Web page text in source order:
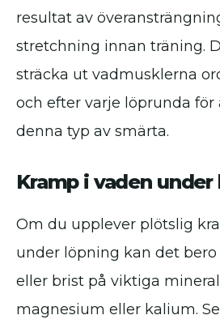
resultat av
stretchning innan träning.
sträcka ut vadmusklerna
och efter varje löprunda för
denna typ av smärta.
Kramp i vaden
Om du upplever plötslig
under löpning kan det
eller brist på viktiga
magnesium eller kalium.